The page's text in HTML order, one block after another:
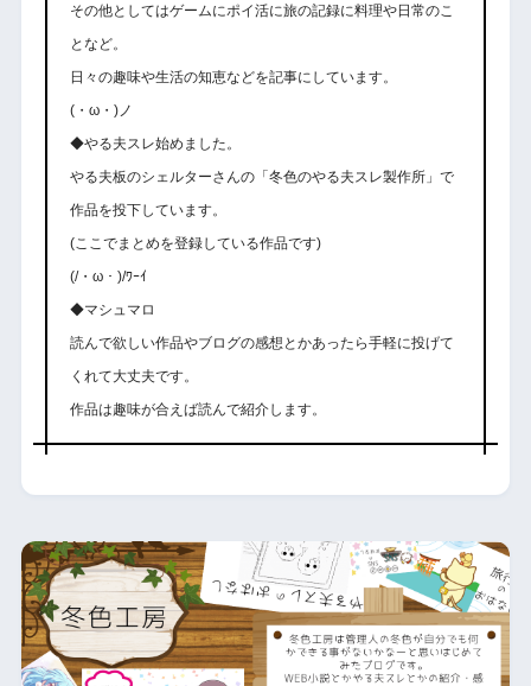
その他としてはゲームにポイ活に旅の記録に料理や日常のこ
となど。
日々の趣味や生活の知恵などを記事にしています。
(・ω・)ノ
◆やる夫スレ始めました。
やる夫板のシェルターさんの「冬色のやる夫スレ製作所」で
作品を投下しています。
(ここでまとめを登録している作品です)
(/・ω・)/ﾜｰｲ
◆マシュマロ
読んで欲しい作品やブログの感想とかあったら手軽に投げて
くれて大丈夫です。
作品は趣味が合えば読んで紹介します。